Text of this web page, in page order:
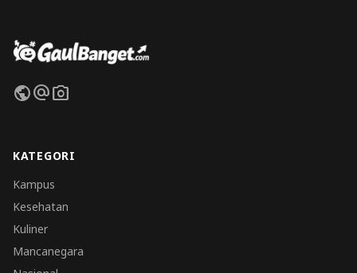
publicalternate_emailphoto_camera
KATEGORI
Kampus
Kesehatan
Kuliner
Mancanegara